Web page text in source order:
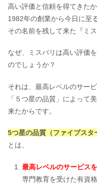
から
アニヴ
が大
高い評価と信頼を得てきたか
1982年の創業から今日に至
その名前を残して来た『ミス
なぜ、ミスパリは高い評価
のでしょうか？
それは、最高レベルのサー
「５つ星の品質」によって
来たからです。
5つ星の品質（ファイブスタ
とは、
最高レベルのサービス
専門教育を受けた有資